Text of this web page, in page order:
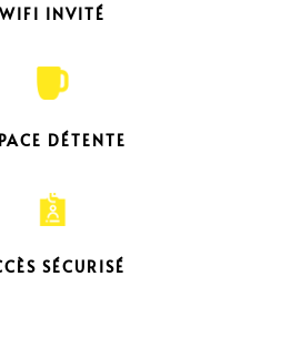
WIFI INVITÉ
DÉTENTE
SÉCURISÉ